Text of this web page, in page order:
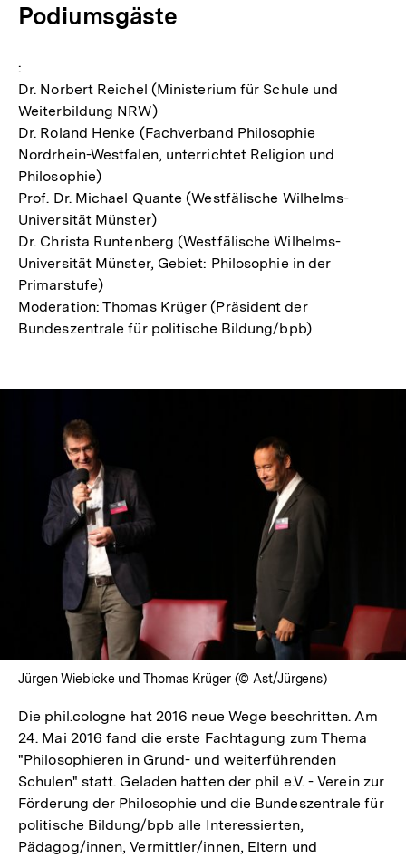
Podiumsgäste
:
Dr. Norbert Reichel (Ministerium für Schule und
Weiterbildung NRW)
Dr. Roland Henke (Fachverband Philosophie
Nordrhein-Westfalen, unterrichtet Religion und
Philosophie)
Prof. Dr. Michael Quante (Westfälische Wilhelms-
Universität Münster)
Dr. Christa Runtenberg (Westfälische Wilhelms-
Universität Münster, Gebiet: Philosophie in der
Primarstufe)
Moderation: Thomas Krüger (Präsident der
Bundeszentrale für politische Bildung/bpb)
Jürgen Wiebicke und Thomas Krüger (© Ast/Jürgens)
Die phil.cologne hat 2016 neue Wege beschritten. Am
24. Mai 2016 fand die erste Fachtagung zum Thema
"Philosophieren in Grund- und weiterführenden
Schulen" statt. Geladen hatten der phil e.V. - Verein zur
Förderung der Philosophie und die Bundeszentrale für
politische Bildung/bpb alle Interessierten,
Pädagog/innen, Vermittler/innen, Eltern und